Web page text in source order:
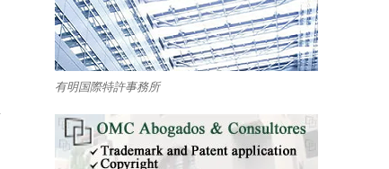
有明国際特許事務所